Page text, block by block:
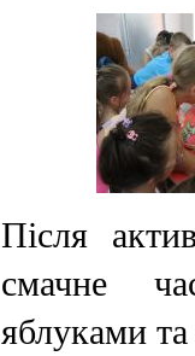
Після
смачне
яблуками